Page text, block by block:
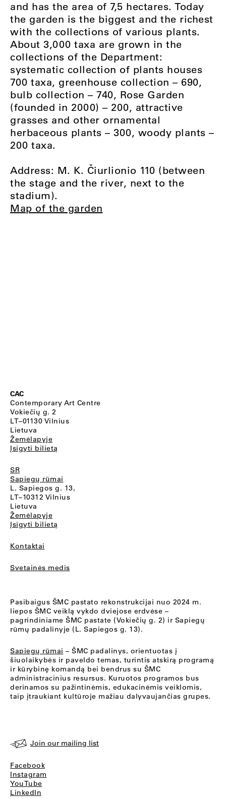
and has the area of 7,5 hectares. Today
the garden is the biggest and the richest
with the collections of various plants.
About 3,000 taxa are grown in the
collections of the Department:
systematic collection of plants houses
700 taxa, greenhouse collection – 690,
bulb collection – 740, Rose Garden
(founded in 2000) – 200, attractive
grasses and other ornamental
herbaceous plants – 300, woody plants –
200 taxa.
Address: M. K. Čiurlionio 110 (between
the stage and the river, next to the
stadium).
Map of the garden
CAC
Contemporary Art Centre
Vokiečių g. 2
LT–01130 Vilnius
Lietuva
Žemėlapyje
Įsigyti bilietą
SR
Sapiegų rūmai
L. Sapiegos g. 13,
LT–10312 Vilnius
Lietuva
Žemėlapyje
Įsigyti bilietą
Kontaktai
Svetainės medis
Pasibaigus ŠMC pastato rekonstrukcijai nuo 2024 m.
liepos ŠMC veiklą vykdo dviejose erdvėse –
pagrindiniame ŠMC pastate (Vokiečių g. 2) ir Sapiegų
rūmų padalinyje (L. Sapiegos g. 13).
Sapiegų rūmai – ŠMC padalinys, orientuotas į
šiuolaikybės ir paveldo temas, turintis atskirą programą
ir kūrybinę komandą bei bendrus su ŠMC
administracinius resursus. Kuruotos programos bus
derinamos su pažintinėmis, edukacinėmis veiklomis,
taip įtraukiant kultūroje mažiau dalyvaujančias grupes.
Join our mailing list
Facebook
Instagram
YouTube
LinkedIn